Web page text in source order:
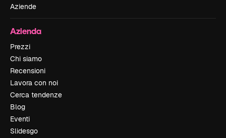
Aziende
Azienda
Prezzi
Chi siamo
Recensioni
Lavora con noi
Cerca tendenze
Blog
Eventi
Slidesgo